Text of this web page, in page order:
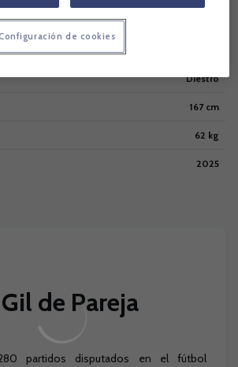
Diestro
167 cm
62 kg
2025
de Pareja
partidos disputados en el fútbol
de cookies